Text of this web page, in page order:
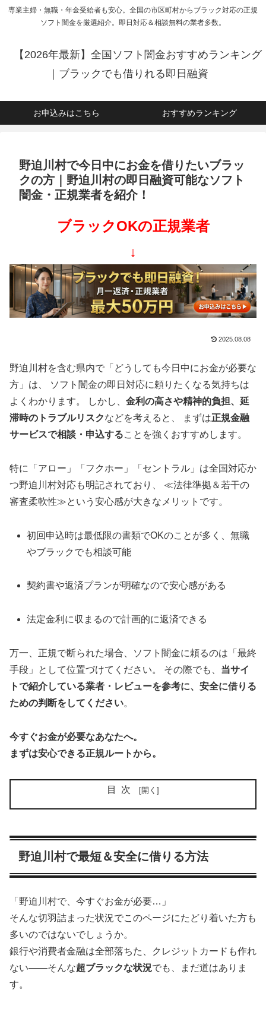
専業主婦・無職・年金受給者も安心。全国の市区町村からブラック対応の正規
ソフト闇金を厳選紹介。即日対応＆相談無料の業者多数。
【2026年最新】全国ソフト闇金おすすめランキング
｜ブラックでも借りれる即日融資
お申込みはこちら おすすめランキング
野迫川村で今日中にお金を借りたいブラッ
クの方｜野迫川村の即日融資可能なソフト
闇金・正規業者を紹介！
ブラックOKの正規業者
↓
2025.08.08
野迫川村を含む県内で「どうしても今日中にお金が必要な
方」は、 ソフト闇金の即日対応に頼りたくなる気持ちは
よくわかります。 しかし、 金利の高さや精神的負担、延
滞時のトラブルリスクなどを考えると、 まずは正規金融
サービスで相談・申込することを強くおすすめします。
特に「アロー」「フクホー」「セントラル」は全国対応か
つ野迫川村対応も明記されており、 ≪法律準拠＆若干の
審査柔軟性≫という安心感が大きなメリットです。
初回申込時は最低限の書類でOKのことが多く、無職
やブラックでも相談可能
契約書や返済プランが明確なので安心感がある
法定金利に収まるので計画的に返済できる
万一、正規で断られた場合、ソフト闇金に頼るのは「最終
手段」として位置づけてください。 その際でも、 当サイ
トで紹介している業者・レビューを参考に、安全に借りる
ための判断をしてください。
今すぐお金が必要なあなたへ。
まずは安心できる正規ルートから。
目次
野迫川村で最短＆安全に借りる方法
「野迫川村で、今すぐお金が必要…」
そんな切羽詰まった状況でこのページにたどり着いた方も
多いのではないでしょうか。
銀行や消費者金融は全部落ちた、クレジットカードも作れ
ない――そんな超ブラックな状況でも、まだ道はありま
す。